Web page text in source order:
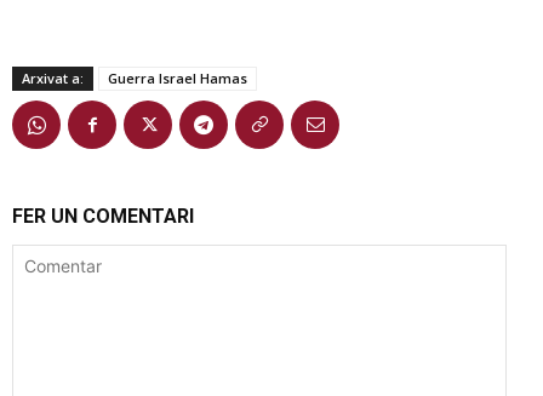
Arxivat a: Guerra Israel Hamas
FER UN COMENTARI